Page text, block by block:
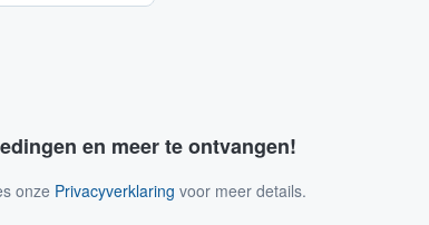
en meer te ontvangen!
onze Privacyverklaring voor meer details.